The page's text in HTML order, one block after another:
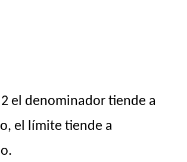
el denominador tiende a
el límite tiende a